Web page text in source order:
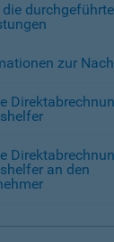
zur
an den